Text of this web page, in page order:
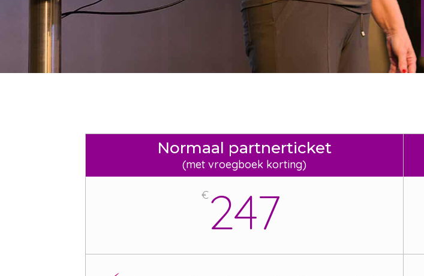
Normaal partnerticket
(met vroegboek korting)
€247